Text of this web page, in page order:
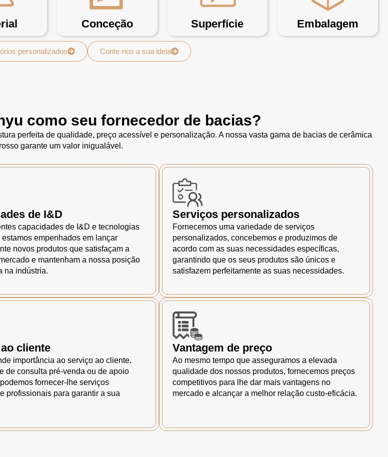
Conceção Superfície Embalagem
personalizados Conte-nos a sua ideia
como seu fornecedor de bacias?
perfeita de qualidade, preço acessível e personalização. A nossa vasta gama de bacias de cerâmica
garante um valor inigualável.
de I&D
capacidades de I&D e tecnologias
empenhados em lançar
novos produtos que satisfaçam a
e mantenham a nossa posição
na indústria.
Serviços personalizados
Fornecemos uma variedade de serviços
personalizados, concebemos e produzimos de
acordo com as suas necessidades específicas,
garantindo que os seus produtos são únicos e
satisfazem perfeitamente as suas necessidades.
cliente
importância ao serviço ao cliente.
de consulta pré-venda ou de apoio
fornecer-lhe serviços
profissionais para garantir a sua
Vantagem de preço
Ao mesmo tempo que asseguramos a elevada
qualidade dos nossos produtos, fornecemos preços
competitivos para lhe dar mais vantagens no
mercado e alcançar a melhor relação custo-eficácia.